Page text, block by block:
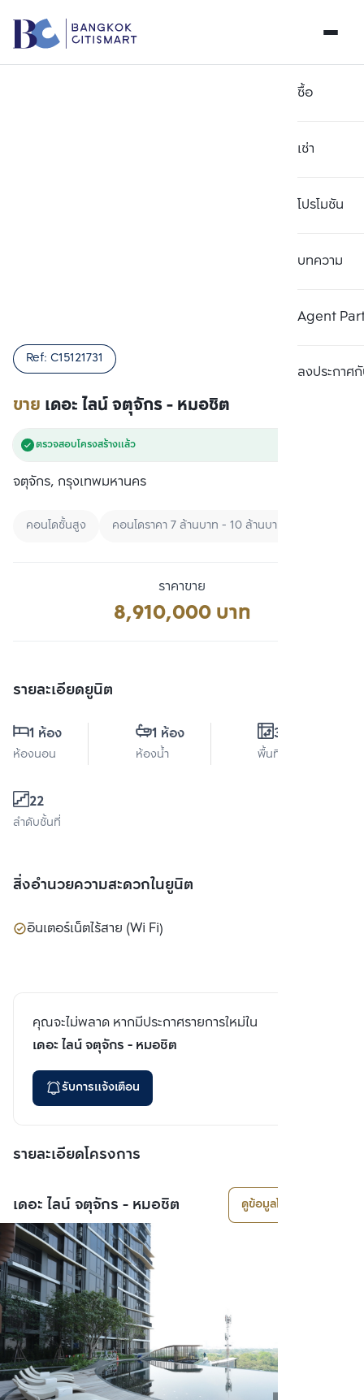
ซื้อ
เช่า
โปรโมชัน
บทความ
Agent
ลงประกาศกั
ขาย เดอะ ไลน์ จตุจักร - หมอชิต
Ref: C15121731
ตรวจสอบโครงสร้างแล้ว
จตุจักร, กรุงเทพมหานคร
คอนโดชั้นสูง คอนโดราคา 7 ล้านบาท - 10 ล้านบาท
ราคาขาย
8,910,000 บาท
รายละเอียดยูนิต
1 ห้อง
ห้องนอน
1 ห้อง
ห้องน้ำ
32 ตร.ม.
พื้นที่ใช้สอย
22
ลำดับชั้นที่
สิ่งอำนวยความสะดวกในยูนิต
อินเตอร์เน็ตไร้สาย (Wi Fi)
คุณจะไม่พลาด หากมีประกาศรายการใหม่ใน
เดอะ ไลน์ จตุจักร - หมอชิต
รับการแจ้งเตือน
รายละเอียดโครงการ
เดอะ ไลน์ จตุจักร - หมอชิต ดูข้อมูลโครงการ